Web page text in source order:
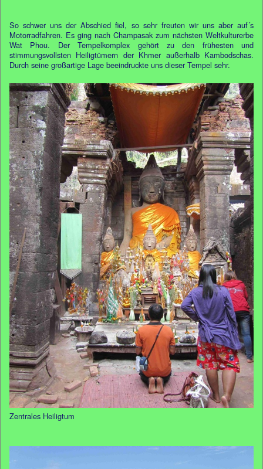
So schwer uns der Abschied fiel, so sehr freuten wir uns aber auf´s
Motorradfahren. Es ging nach Champasak zum nächsten Weltkulturerbe
Wat Phou. Der Tempelkomplex gehört zu den frühesten und
stimmungsvollsten Heiligtümern der Khmer außerhalb Kambodschas.
Durch seine großartige Lage beeindruckte uns dieser Tempel sehr.
Zentrales Heiligtum